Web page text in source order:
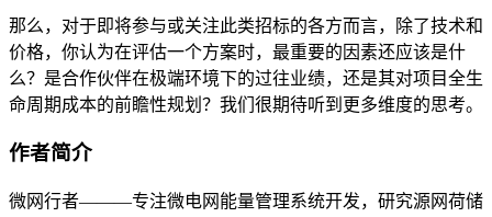
那么，对于即将参与或关注此类招标的各方而言，除了技术和
价格，你认为在评估一个方案时，最重要的因素还应该是什
么？是合作伙伴在极端环境下的过往业绩，还是其对项目全生
命周期成本的前瞻性规划？我们很期待听到更多维度的思考。
作者简介
微网行者———专注微电网能量管理系统开发，研究源网荷储